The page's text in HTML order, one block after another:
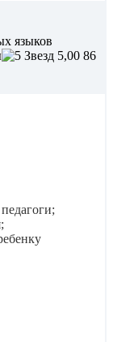
языков
5,00 86